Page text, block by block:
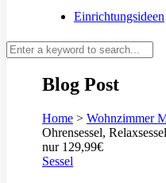
Einrichtungsideen
Blog Post
Home > Wohnzimmer
Ohrensessel,
nur 129,99€
Sessel